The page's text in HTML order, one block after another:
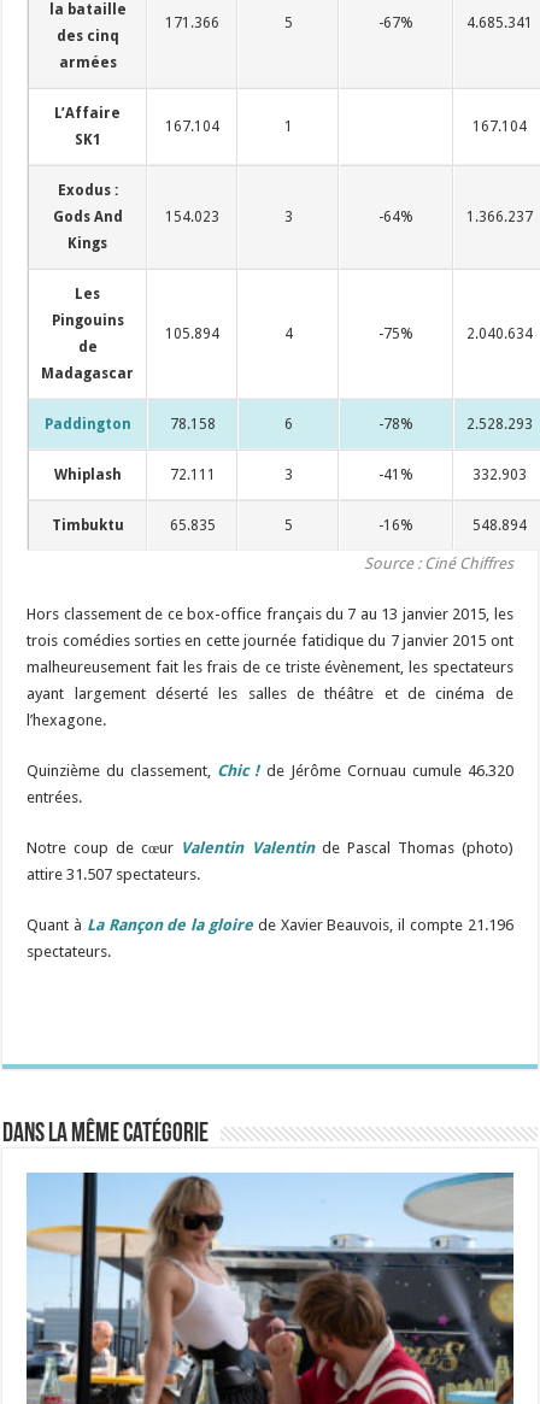
la bataille
des cinq
armées
171.366 5 -67% 4.685.341
L’Affaire
SK1
167.104 1 167.104
Exodus :
Gods And
Kings
154.023 3 -64% 1.366.237
Les
Pingouins
de
Madagascar
105.894 4 -75% 2.040.634
Paddington 78.158 6 -78% 2.528.293
Whiplash 72.111 3 -41% 332.903
Timbuktu 65.835 5 -16% 548.894
Source : Ciné Chiffres
Hors classement de ce box-office français du 7 au 13 janvier 2015, les
trois comédies sorties en cette journée fatidique du 7 janvier 2015 ont
malheureusement fait les frais de ce triste évènement, les spectateurs
ayant largement déserté les salles de théâtre et de cinéma de
l’hexagone.
Quinzième du classement, Chic ! de Jérôme Cornuau cumule 46.320
entrées.
Notre coup de cœur Valentin Valentinde Pascal Thomas (photo)
attire 31.507 spectateurs.
Quant à La Rançon de la gloire de Xavier Beauvois, il compte 21.196
spectateurs.
Dans la même catégorie